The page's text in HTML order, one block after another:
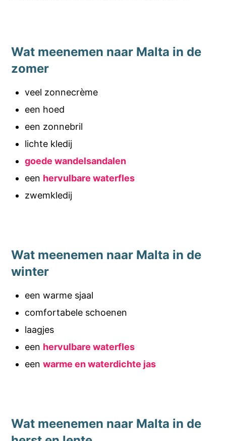
Wat meenemen naar Malta in de
zomer
veel zonnecrème
een hoed
een zonnebril
lichte kledij
goede wandelsandalen
een hervulbare waterfles
zwemkledij
Wat meenemen naar Malta in de
winter
een warme sjaal
comfortabele schoenen
laagjes
een hervulbare waterfles
eenwarme en waterdichte jas
Wat meenemen naar Malta in de